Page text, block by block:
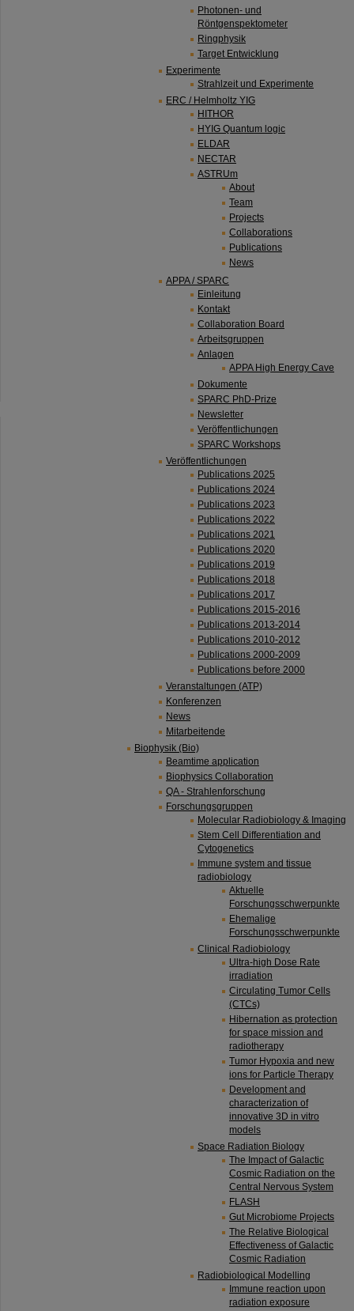
Photonen- und
Röntgenspektometer
Ringphysik
Target Entwicklung
Experimente
Strahlzeit und Experimente
ERC / Helmholtz YIG
HITHOR
HYIG Quantum logic
ELDAR
NECTAR
ASTRUm
About
Team
Projects
Collaborations
Publications
News
APPA / SPARC
Einleitung
Kontakt
Collaboration Board
Arbeitsgruppen
Anlagen
APPA High Energy Cave
Dokumente
SPARC PhD-Prize
Newsletter
Veröffentlichungen
SPARC Workshops
Veröffentlichungen
Publications 2025
Publications 2024
Publications 2023
Publications 2022
Publications 2021
Publications 2020
Publications 2019
Publications 2018
Publications 2017
Publications 2015-2016
Publications 2013-2014
Publications 2010-2012
Publications 2000-2009
Publications before 2000
Veranstaltungen (ATP)
Konferenzen
News
Mitarbeitende
Biophysik (Bio)
Beamtime application
Biophysics Collaboration
QA - Strahlenforschung
Forschungsgruppen
Molecular Radiobiology & Imaging
Stem Cell Differentiation and
Cytogenetics
Immune system and tissue
radiobiology
Aktuelle
Forschungsschwerpunkte
Ehemalige
Forschungsschwerpunkte
Clinical Radiobiology
Ultra-high Dose Rate
irradiation
Circulating Tumor Cells
(CTCs)
Hibernation as protection
for space mission and
radiotherapy
Tumor Hypoxia and new
ions for Particle Therapy
Development and
characterization of
innovative 3D in vitro
models
Space Radiation Biology
The Impact of Galactic
Cosmic Radiation on the
Central Nervous System
FLASH
Gut Microbiome Projects
The Relative Biological
Effectiveness of Galactic
Cosmic Radiation
Radiobiological Modelling
Immune reaction upon
radiation exposure